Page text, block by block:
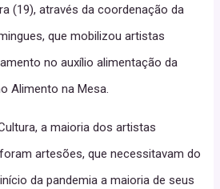
(19), através da coordenação da
que mobilizou artistas
no auxílio alimentação da
Alimento na Mesa.
a maioria dos artistas
artesões, que necessitavam do
da pandemia a maioria de seus